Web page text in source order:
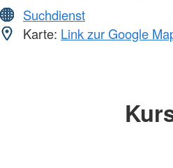
Suchdienst
Karte: Link zur Google